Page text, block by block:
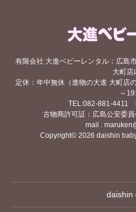
有限会社 大進ベビーレンタル：広島
大町店
定休：年中無休（進物の大進 大町
～
TEL:082-881-4411
古物商許可証：広島公安委
mail :
Copyright© 2026 daishin
daishin